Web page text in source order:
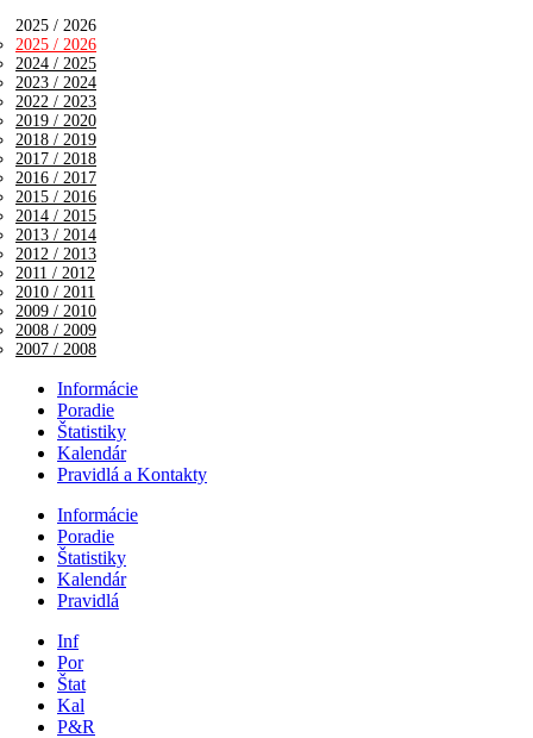
2025 / 2026
2025 / 2026
2024 / 2025
2023 / 2024
2022 / 2023
2019 / 2020
2018 / 2019
2017 / 2018
2016 / 2017
2015 / 2016
2014 / 2015
2013 / 2014
2012 / 2013
2011 / 2012
2010 / 2011
2009 / 2010
2008 / 2009
2007 / 2008
Informácie
Poradie
Štatistiky
Kalendár
Pravidlá a Kontakty
Informácie
Poradie
Štatistiky
Kalendár
Pravidlá
Inf
Por
Štat
Kal
P&R